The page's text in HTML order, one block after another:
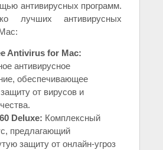
антивирусных программ.
лучших антивирусных
Antivirus for Mac:
антивирусное
обеспечивающее
от вирусов и
Deluxe: Комплексный
предлагающий
защиту от онлайн-угроз